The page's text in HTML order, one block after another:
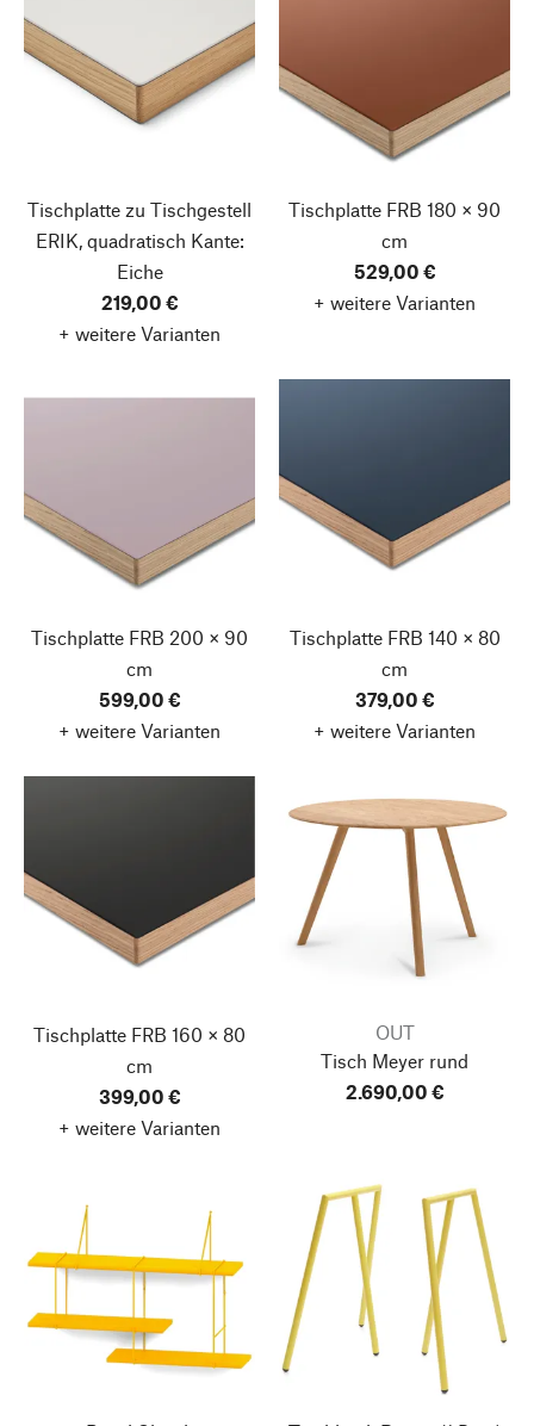
Tischplatte zu Tischgestell
ERIK, quadratisch Kante:
Eiche
219,00 €
+ weitere Varianten
Tischplatte FRB 180 × 90
cm
529,00 €
+ weitere Varianten
Tischplatte FRB 200 × 90
cm
599,00 €
+ weitere Varianten
Tischplatte FRB 140 × 80
cm
379,00 €
+ weitere Varianten
Tischplatte FRB 160 × 80
cm
399,00 €
+ weitere Varianten
OUT
Tisch Meyer rund
2.690,00 €